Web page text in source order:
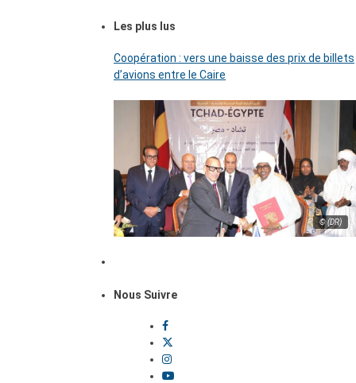
Les plus lus
Coopération : vers une baisse des prix de billets
d’avions entre le Caire
© (DR)
Nous Suivre